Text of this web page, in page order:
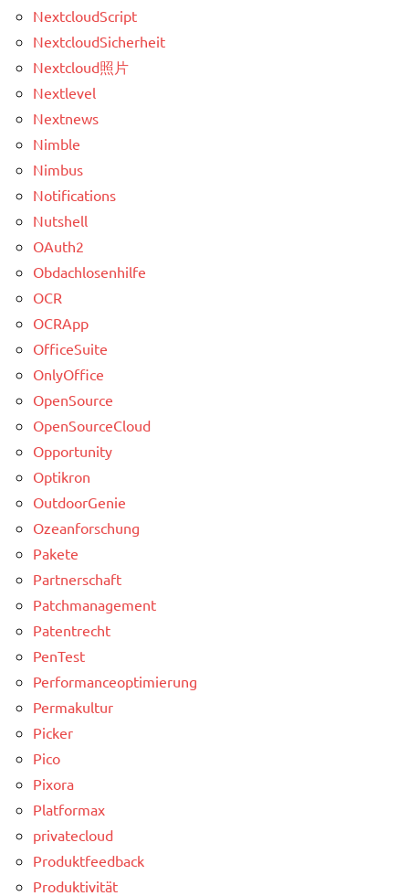
NextcloudScript
NextcloudSicherheit
Nextcloud照片
Nextlevel
Nextnews
Nimble
Nimbus
Notifications
Nutshell
OAuth2
Obdachlosenhilfe
OCR
OCRApp
OfficeSuite
OnlyOffice
OpenSource
OpenSourceCloud
Opportunity
Optikron
OutdoorGenie
Ozeanforschung
Pakete
Partnerschaft
Patchmanagement
Patentrecht
PenTest
Performanceoptimierung
Permakultur
Picker
Pico
Pixora
Platformax
privatecloud
Produktfeedback
Produktivität